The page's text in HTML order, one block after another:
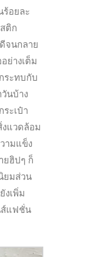
ร้อยละ
ติก
จนกลาย
ย่างเต็ม
ระทบกับ
นบ้าง
ะเป๋า
งแวดล้อม
ามแข็ง
ยฮิปๆ ก็
ยมส่วน
งเพิ่ม
ส์แฟชั่น